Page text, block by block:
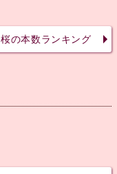
桜の本数ランキング